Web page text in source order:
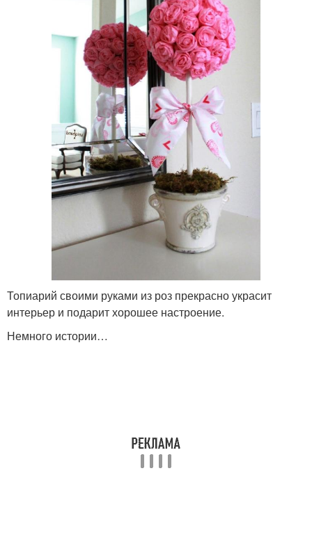
Топиарий своими руками из роз прекрасно украсит
интерьер и подарит хорошее настроение.
Немного истории…